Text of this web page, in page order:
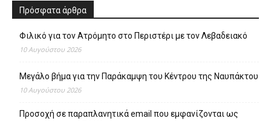
Πρόσφατα άρθρα
Φιλικό για τον Ατρόμητο στο Περιστέρι με τον Λεβαδειακό
10 Αυγούστου 2026
Μεγάλο βήμα για την Παράκαμψη του Κέντρου της Ναυπάκτου
10 Αυγούστου 2026
Προσοχή σε παραπλανητικά email που εμφανίζονται ως